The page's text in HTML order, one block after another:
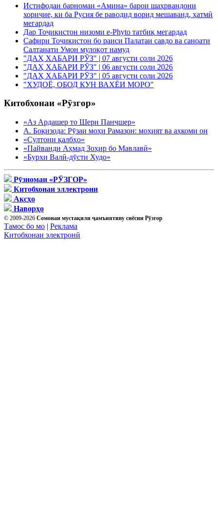
Истифодаи барномаи «Амина» барои шаҳрвандони
хориҷие, ки ба Русия бе раводид ворид мешаванд, ҳатмӣ
мегардад
Дар Тоҷикистон низоми e-Phyto татбиқ мегардад
Сафири Тоҷикистон бо раиси Палатаи савдо ва саноати
Салтанати Умон мулоқот намуд
"ДАҲ ХАБАРИ РӮЗ" | 07 августи соли 2026
"ДАҲ ХАБАРИ РӮЗ" | 06 августи соли 2026
"ДАҲ ХАБАРИ РӮЗ" | 05 августи соли 2026
"ХУДОЁ, ОБОД КУН ВАХЁИ МОРО"
Китобхонаи «Рӯзгор»
«Аз Ардашер то Шери Панҷшер»
А. Боқизода: Рӯзаи моҳи Рамазон: моҳият ва аҳкоми он
«Султони қалбҳо»
«Пайванди Аҳмад Зоҳир бо Мавлавӣ»
«Бурхи Валӣ-дӯсти Худо»
Рӯзномаи «РӮЗГОР»
Китобхонаи эллектрони
Аксҳо
Наворҳо
© 2009-2026 Сомонаи мустақили ҷамъиятиву сиёсии Рӯзгор
Тамос бо мо | Реклама
Китобхонаи электронӣ